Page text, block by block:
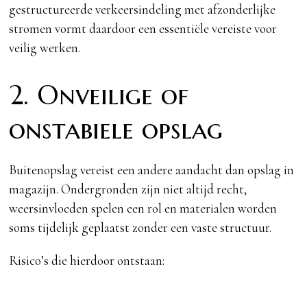
gestructureerde verkeersindeling met afzonderlijke
stromen vormt daardoor een essentiële vereiste voor
veilig werken.
2. Onveilige of
onstabiele opslag
Buitenopslag vereist een andere aandacht dan opslag in
magazijn. Ondergronden zijn niet altijd recht,
weersinvloeden spelen een rol en materialen worden
soms tijdelijk geplaatst zonder een vaste structuur.
Risico’s die hierdoor ontstaan: